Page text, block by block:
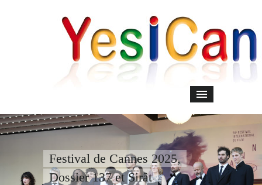
Festival de Cannes 2025,
Dossier 137 et Sirât